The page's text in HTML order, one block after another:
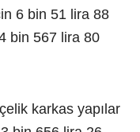
6 bin 51 lira 88
bin 567 lira 80
karkas yapılar